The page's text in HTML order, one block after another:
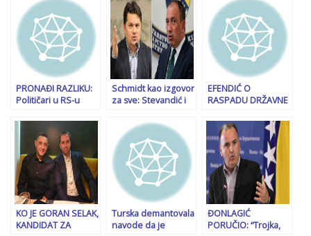
PRONAĐI RAZLIKU:
Političari u RS-u
9. januar, ovo su
poruke Milorada
Dodika i Branislava
Borenovića…
Schmidt kao izgovor
za sve: Stevandić i
razmjenjuju
političke udarce
EFENDIĆ O
RASPADU DRŽAVNE
trebalo dvije godine
da shvate ko je
Dodik, vrijeme se ne
može vratiti
KO JE GORAN SELAK,
KANDIDAT ZA
Turska demantovala
navode da je
ĐONLAGIĆ
PORUČIO: “Trojka,